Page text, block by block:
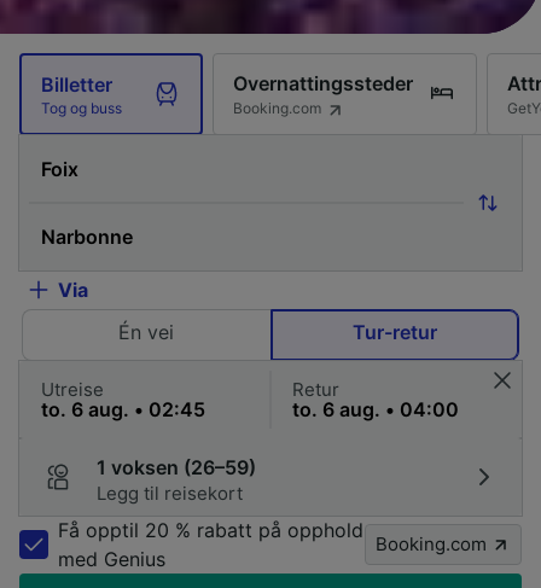
Billetter
Tog og buss
Overnattingssteder
Booking.com
Via
Én vei
Tur-retur
Utreise Retur
1 voksen (26–59)
Legg til reisekort
Få opptil 20 % rabatt på opphold
med Genius
Booking.com